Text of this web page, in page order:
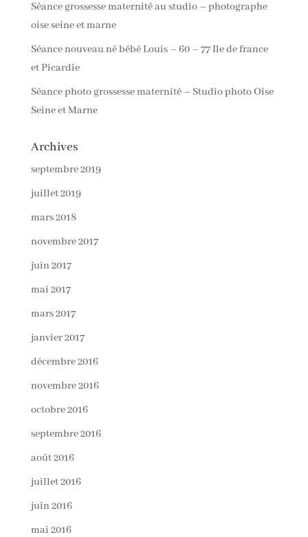
Séance grossesse maternité au studio – photographe
oise seine et marne
Séance nouveau né bébé Louis – 60 – 77 Ile de france
et Picardie
Séance photo grossesse maternité – Studio photo Oise
Seine et Marne
Archives
septembre 2019
juillet 2019
mars 2018
novembre 2017
juin 2017
mai 2017
mars 2017
janvier 2017
décembre 2016
novembre 2016
octobre 2016
septembre 2016
août 2016
juillet 2016
juin 2016
mai 2016